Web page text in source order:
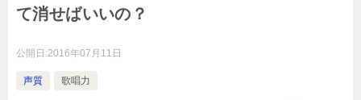
て消せばいいの？
公開日:2016年07月11日
声質 歌唱力